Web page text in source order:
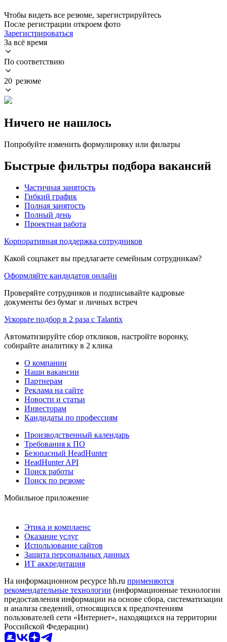
Чтобы видеть все резюме, зарегистрируйтесь
После регистрации откроем фото
Зарегистрироваться
За всё время
По соответствию
20 резюме
Ничего не нашлось
Попробуйте изменить формулировку или фильтры
Быстрые фильтры подбора вакансий
Частичная занятость
Гибкий график
Полная занятость
Полный день
Проектная работа
Корпоративная поддержка сотрудников
Какой соцпакет вы предлагаете семейным сотрудникам?
Оформляйте кандидатов онлайн
Проверяйте сотрудников и подписывайте кадровые
документы без бумаг и личных встреч
Ускорьте подбор в 2 раза с Talantix
Автоматизируйте сбор откликов, настройте воронку,
собирайте аналитику в 2 клика
О компании
Наши вакансии
Партнерам
Реклама на сайте
Новости и статьи
Инвесторам
Кандидаты по профессиям
Производственный календарь
Требования к ПО
Безопасный HeadHunter
HeadHunter API
Поиск работы
Поиск по резюме
Мобильное приложение
Этика и комплаенс
Оказание услуг
Использование сайтов
Защита персональных данных
ИТ аккредитация
На информационном ресурсе hh.ru применяются
рекомендательные технологии (информационные технологии
предоставления информации на основе сбора, систематизации
и анализа сведений, относящихся к предпочтениям
пользователей сети «Интернет», находящихся на территории
Российской Федерации)